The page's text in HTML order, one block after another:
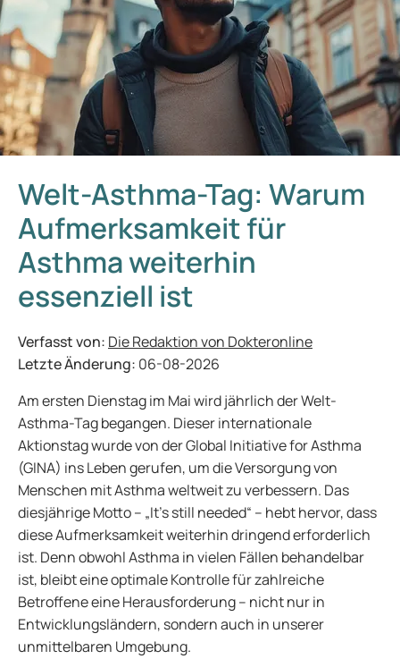
Welt-Asthma-Tag: Warum
Aufmerksamkeit für
Asthma weiterhin
essenziell ist
Verfasst von: Die Redaktion von Dokteronline
Letzte Änderung: 06-08-2026
Am ersten Dienstag im Mai wird jährlich der Welt-
Asthma-Tag begangen. Dieser internationale
Aktionstag wurde von der Global Initiative for Asthma
(GINA) ins Leben gerufen, um die Versorgung von
Menschen mit Asthma weltweit zu verbessern. Das
diesjährige Motto – „It’s still needed“ – hebt hervor, dass
diese Aufmerksamkeit weiterhin dringend erforderlich
ist. Denn obwohl Asthma in vielen Fällen behandelbar
ist, bleibt eine optimale Kontrolle für zahlreiche
Betroffene eine Herausforderung – nicht nur in
Entwicklungsländern, sondern auch in unserer
unmittelbaren Umgebung.